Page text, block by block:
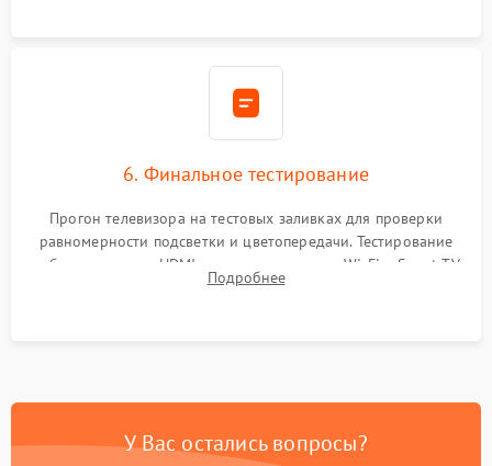
6. Финальное тестирование
Прогон телевизора на тестовых заливках для проверки
равномерности подсветки и цветопередачи. Тестирование
работы разъемов HDMI, динамиков, модуля Wi-Fi и Smart TV
в рабочем режиме в течение нескольких часов.
Подробнее
У Вас остались вопросы?